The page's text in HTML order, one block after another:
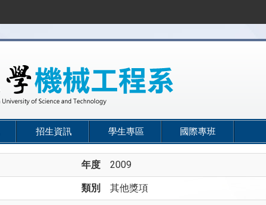
招生資訊 學生專區 國際專班
年度 2009
類別 其他獎項